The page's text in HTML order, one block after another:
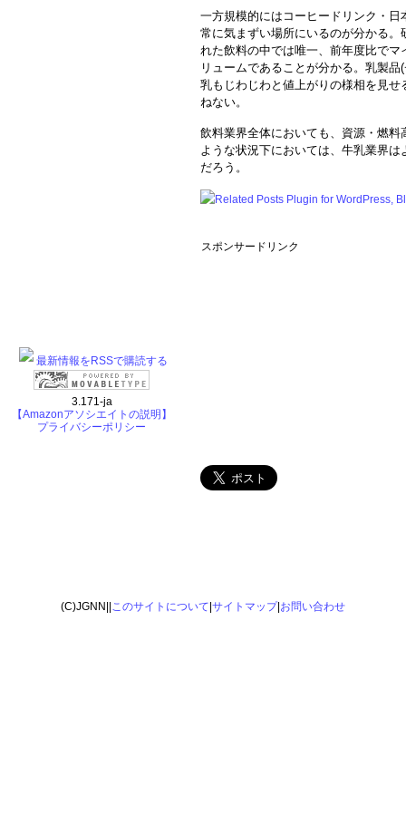
一方規模的にはコーヒードリンク・
常に気まずい場所にいるのが分かる
れた飲料の中では唯一、前年度比で
リュームであることが分かる。乳製
乳もじわじわと値上がりの様相を見
ねない。
飲料業界全体においても、資源・燃
ような状況下においては、牛乳業界
だろう。
スポンサードリンク
最新情報をRSSで購読する
3.171-ja
【Amazonアソシエイトの説明】
プライバシーポリシー
(C)JGNN|| このサイトについて サイトマップ| お問い合わせ